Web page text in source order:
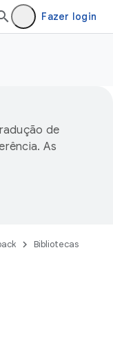
Fazer login
de
As
Bibliotecas